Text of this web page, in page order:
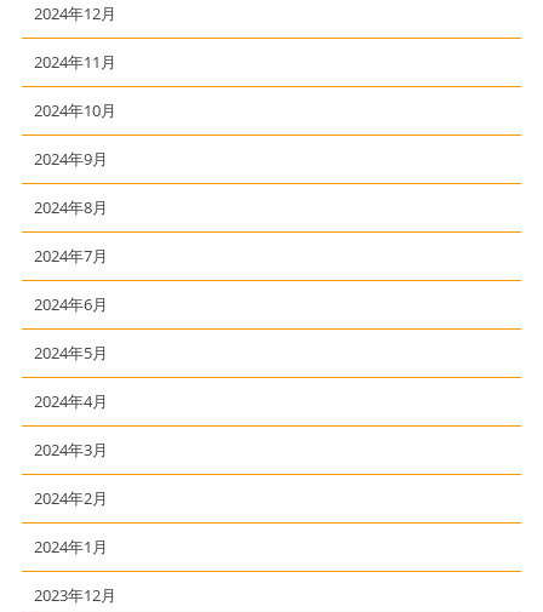
2024年12月
2024年11月
2024年10月
2024年9月
2024年8月
2024年7月
2024年6月
2024年5月
2024年4月
2024年3月
2024年2月
2024年1月
2023年12月